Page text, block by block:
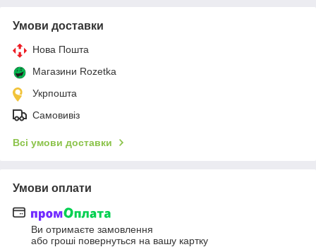
Умови доставки
Нова Пошта
Магазини Rozetka
Укрпошта
Самовивіз
Всі умови доставки
Умови оплати
Ви отримаєте замовлення
або гроші повернуться на вашу картку